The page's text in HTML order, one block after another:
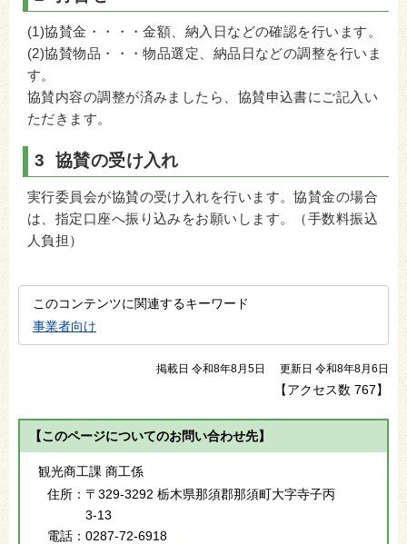
(1)協賛金・・・・金額、納入日などの確認を行います。
(2)協賛物品・・・物品選定、納品日などの調整を行いま
す。
協賛内容の調整が済みましたら、協賛申込書にご記入い
ただきます。
3 協賛の受け入れ
実行委員会が協賛の受け入れを行います。協賛金の場合
は、指定口座へ振り込みをお願いします。（手数料振込
人負担）
このコンテンツに関連するキーワード
事業者向け
掲載日 令和8年8月5日 更新日 令和8年8月6日
【アクセス数 767】
【このページについてのお問い合わせ先】
観光商工課 商工係
住所： 〒329-3292 栃木県那須郡那須町大字寺子丙
3-13
電話： 0287-72-6918